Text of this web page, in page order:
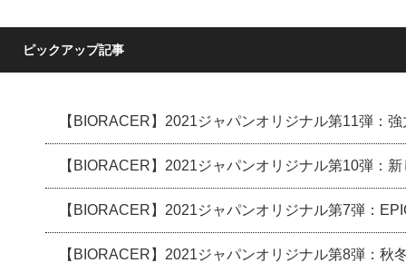
ピックアップ記事
【BIORACER】2021ジャパンオリジナル第11弾：
【BIORACER】2021ジャパンオリジナル第10弾：
【BIORACER】2021ジャパンオリジナル第7弾：
【BIORACER】2021ジャパンオリジナル第8弾：